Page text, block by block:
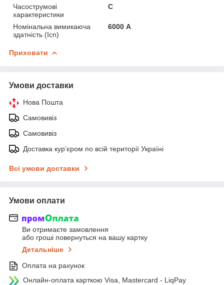
Часострумові
характеристики
C
Номінальна вимикаюча
здатність (Icn)
6000 А
Приховати
Умови доставки
Нова Пошта
Самовивіз
Самовивіз
Доставка кур’єром по всій території Україні
Всі умови доставки
Умови оплати
Ви отримаєте замовлення
або гроші повернуться на вашу картку
Детальніше
Оплата на рахунок
Онлайн-оплата карткою Visa, Mastercard - LiqPay